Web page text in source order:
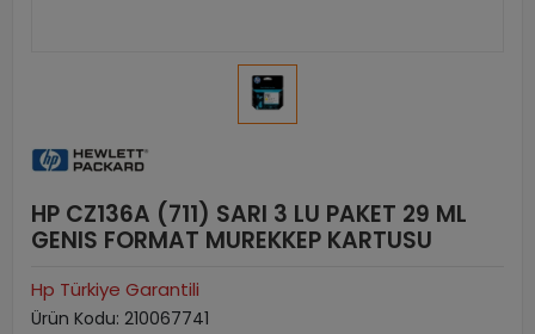
HP CZ136A (711) SARI 3 LU PAKET 29 ML
GENIS FORMAT MUREKKEP KARTUSU
Hp Türkiye Garantili
Ürün Kodu: 210067741